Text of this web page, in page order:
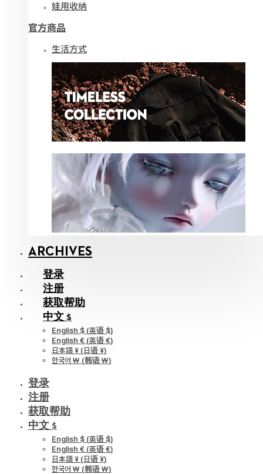
娃用收纳
官方商品
生活方式
ARCHIVES
登录
注册
获取帮助
中文 $
English $ (英语 $)
English € (英语 €)
日本語 ¥ ( 日语 ¥)
한국어 ￦ (韩语 ￦)
登录
注册
获取帮助
中文 $
English $ (英语 $)
English € (英语 €)
日本語 ¥ ( 日语 ¥)
한국어 ￦ (韩语 ￦)